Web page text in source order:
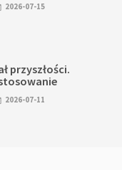
2026-07-15
przyszłości.
2026-07-11